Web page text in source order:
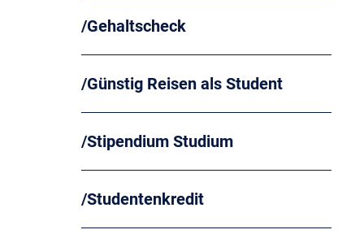
Gehaltscheck
Günstig Reisen als Student
Stipendium Studium
Studentenkredit